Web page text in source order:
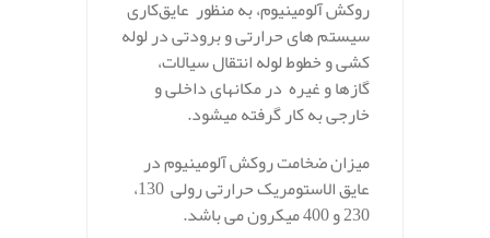
روکش آلومینیوم، به منظور عایق‌کاری
سیستم های حرارتی و برودتی در لوله
کشی و خطوط لوله انتقال سیالات،
گازها و غیره در مکانهای داخلی و
خارجی به کار گرفته میشود.
میزان ضخامت روکش آلومینیوم در
عایق الاستومریک حرارتی رولی 130،
230 و 400 میکرون می باشد.